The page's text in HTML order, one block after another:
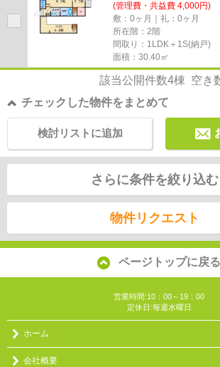
(管理費・共益費 4,000円)
敷：0ヶ月｜礼：0ヶ月
所在階：2階
間取り：1LDK＋1S(納戸)
面積：30.40㎡
該当公開件数4棟 空き
チェックした物件をまとめて
検討リストに追加
さらに条件を絞り込む
物件リクエスト
ページトップに戻る
営業時間:10：00～19：00
定休日:毎週水曜日
ホーム
会社概要